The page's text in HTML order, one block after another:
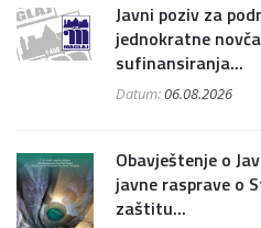
Javni poziv za
jednokratne
sufinansiranja...
Datum:06.08.2026
Obavještenje o
javne rasprave o
zaštitu...